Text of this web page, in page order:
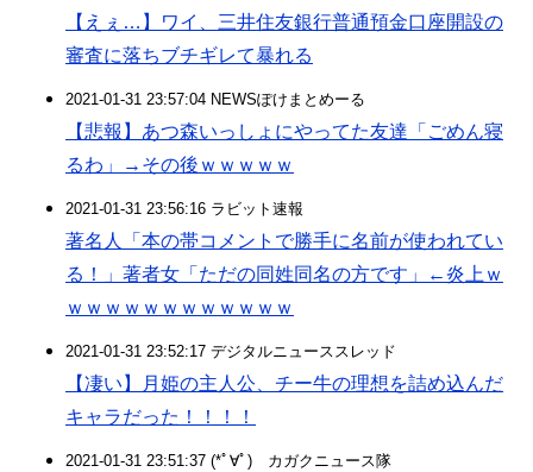
【えぇ…】ワイ、三井住友銀行普通預金口座開設の
審査に落ちブチギレて暴れる
2021-01-31 23:57:04 NEWSぽけまとめーる
【悲報】あつ森いっしょにやってた友達「ごめん寝
るわ」→その後ｗｗｗｗｗ
2021-01-31 23:56:16 ラビット速報
著名人「本の帯コメントで勝手に名前が使われてい
る！」著者女「ただの同姓同名の方です」←炎上ｗ
ｗｗｗｗｗｗｗｗｗｗｗｗ
2021-01-31 23:52:17 デジタルニューススレッド
【凄い】月姫の主人公、チー牛の理想を詰め込んだ
キャラだった！！！！
2021-01-31 23:51:37 (*ﾟ∀ﾟ)ゞカガクニュース隊